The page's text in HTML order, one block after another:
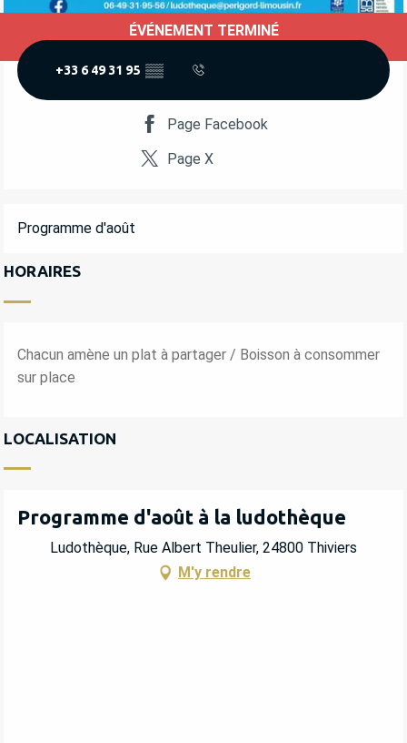
OUVERTURE ET COORDONNÉES
ÉVÉNEMENT TERMINÉ
+33 6 49 31 95 ▒▒
Page Facebook
Page X
DESCRIPTION
Programme d'août
HORAIRES
Chacun amène un plat à partager / Boisson à consommer
sur place
LOCALISATION
Programme d'août à la ludothèque
Ludothèque, Rue Albert Theulier, 24800 Thiviers
M'y rendre